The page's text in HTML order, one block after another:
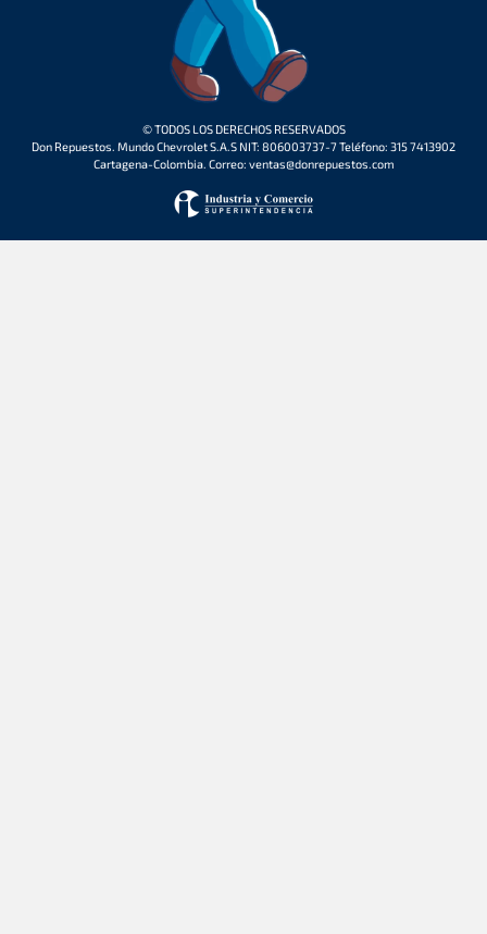
© TODOS LOS DERECHOS RESERVADOS
Don Repuestos. Mundo Chevrolet S.A.S NIT: 806003737-7 Teléfono: 315 7413902
Cartagena-Colombia. Correo: ventas@donrepuestos.com